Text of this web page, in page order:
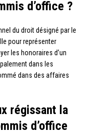
d’office ?
du droit désigné par le
pour représenter
les honoraires d’un
dans les
dans des affaires
régissant la
d’office